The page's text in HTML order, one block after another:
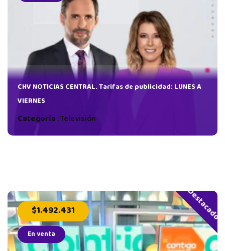
CHV NOTICIAS CENTRAL. Tarifas de publicidad: LUNES A
VIERNES
Categoría:Televisión
Destacado
$1.492.431
En venta